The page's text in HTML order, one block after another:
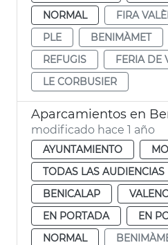
NORMAL
FIRA
PLE
BENIMÀMET
REFUGIS
FERIA DE
LE CORBUSIER
modificado hace 1 año
AYUNTAMIENTO
TODAS LAS AUDIENCIAS
BENICALAP
EN PORTADA
EN
NORMAL